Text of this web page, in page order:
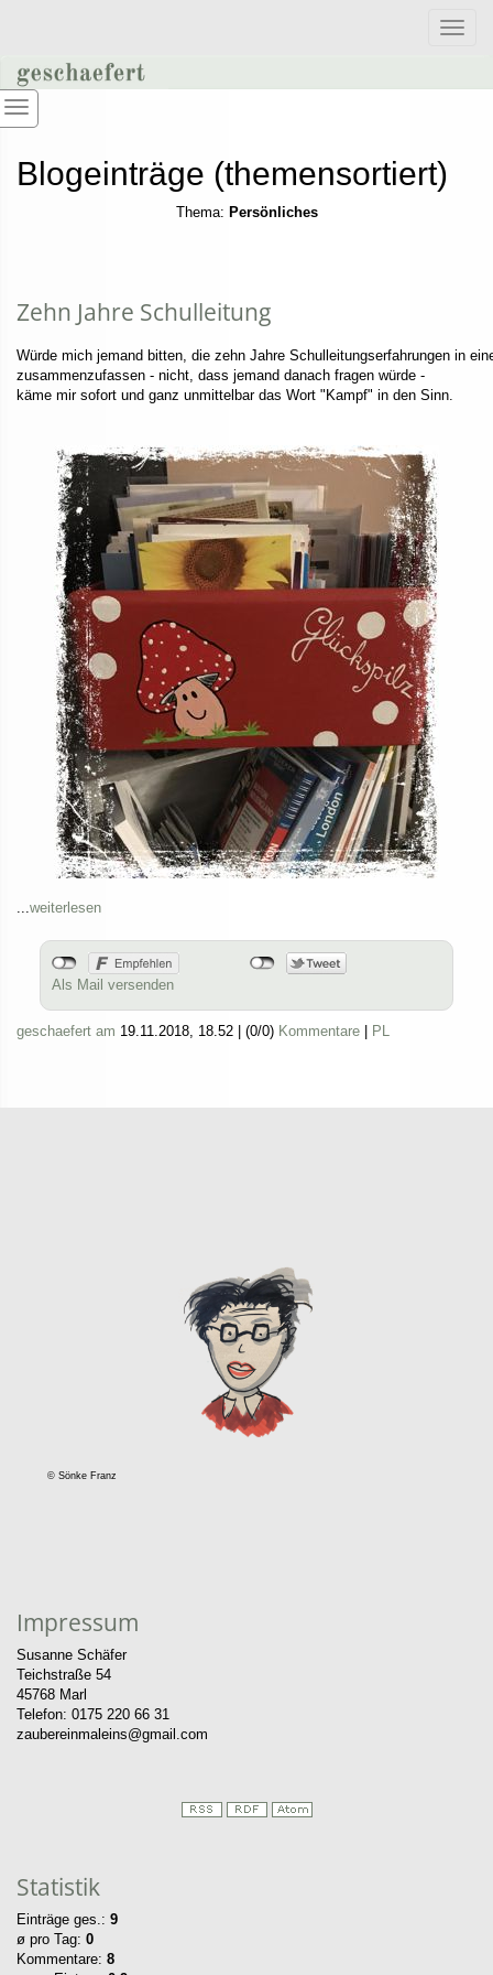
Toggle
Blogeinträge (themensortiert)
Thema: Persönliches
Zehn Jahre Schulleitung
Würde mich jemand bitten, die zehn Jahre Schulleitungserfahrungen in
zusammenzufassen - nicht, dass jemand danach fragen würde -
käme mir sofort und ganz unmittelbar das Wort "Kampf" in den Sinn.
weiterlesen
Als Mail versenden
geschaefert am 19.11.2018, 18.52 | (0/0) Kommentare | PL
© Sönke Franz
Impressum
Susanne Schäfer
Teichstraße 54
45768 Marl
Telefon: 0175 220 66 31
zaubereinmaleins@gmail.com
Statistik
Einträge ges.: 9
ø pro Tag: 0
Kommentare: 8